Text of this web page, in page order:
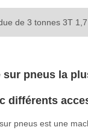
de 3 tonnes 3T
sur pneus la
différents
pneus est une